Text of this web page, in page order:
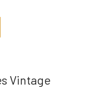
Vintage